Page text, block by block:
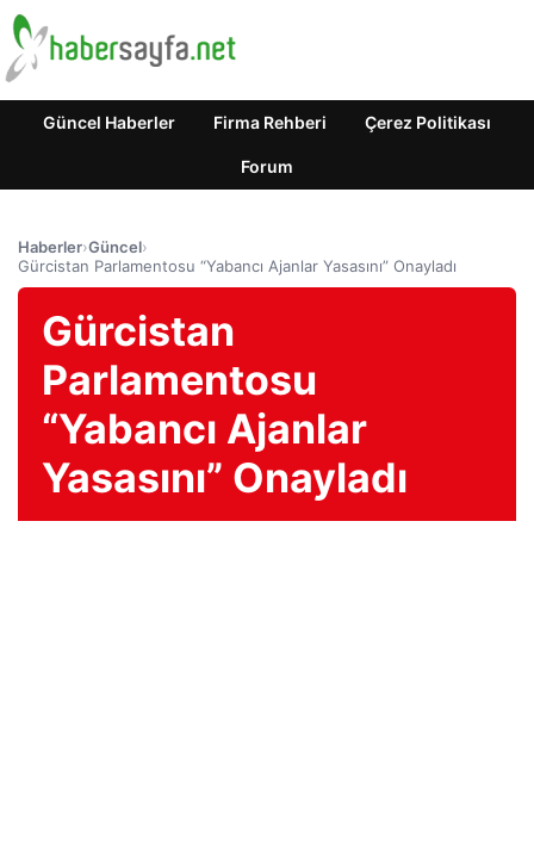
Güncel Haberler Firma Rehberi Çerez Politikası
Forum
Haberler›Güncel›
Gürcistan Parlamentosu “Yabancı Ajanlar Yasasını” Onayladı
Gürcistan
Parlamentosu
“Yabancı Ajanlar
Yasasını” Onayladı